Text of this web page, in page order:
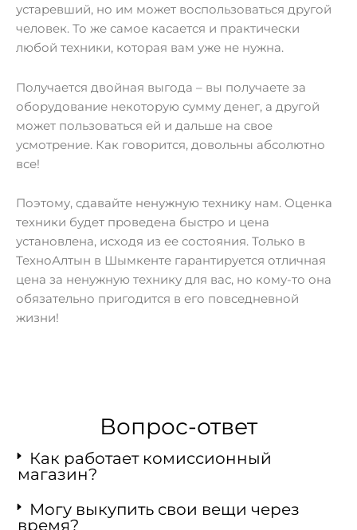
устаревший, но им может воспользоваться другой
человек. То же самое касается и практически
любой техники, которая вам уже не нужна.
Получается двойная выгода – вы получаете за
оборудование некоторую сумму денег, а другой
может пользоваться ей и дальше на свое
усмотрение. Как говорится, довольны абсолютно
все!
Поэтому, сдавайте ненужную технику нам. Оценка
техники будет проведена быстро и цена
установлена, исходя из ее состояния. Только в
ТехноАлтын в Шымкенте гарантируется отличная
цена за ненужную технику для вас, но кому-то она
обязательно пригодится в его повседневной
жизни!
Вопрос-ответ
Как работает комиссионный
магазин?
Могу выкупить свои вещи через
время?